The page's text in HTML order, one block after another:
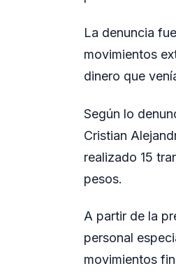
La denuncia
movimientos
dinero que
Según lo
Cristian
realizado 15
pesos.
A partir de la
personal
movimientos